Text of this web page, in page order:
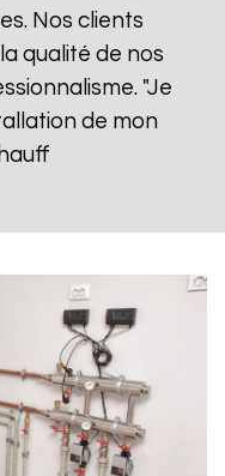
Nos clients
qualité de nos
"Je
de mon